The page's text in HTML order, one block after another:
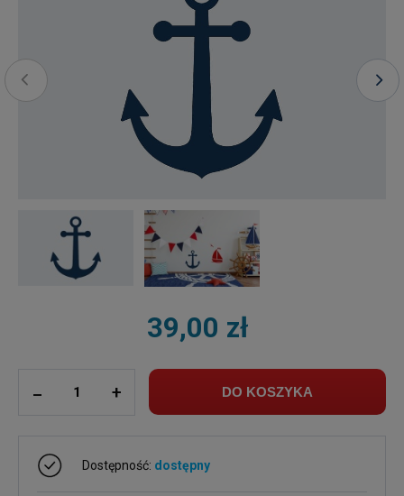
39,00 zł
+ DO KOSZYKA
Dostępność: dostępny